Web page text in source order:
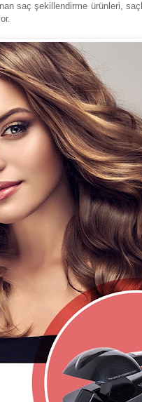
saç şekillendirme ürünleri,